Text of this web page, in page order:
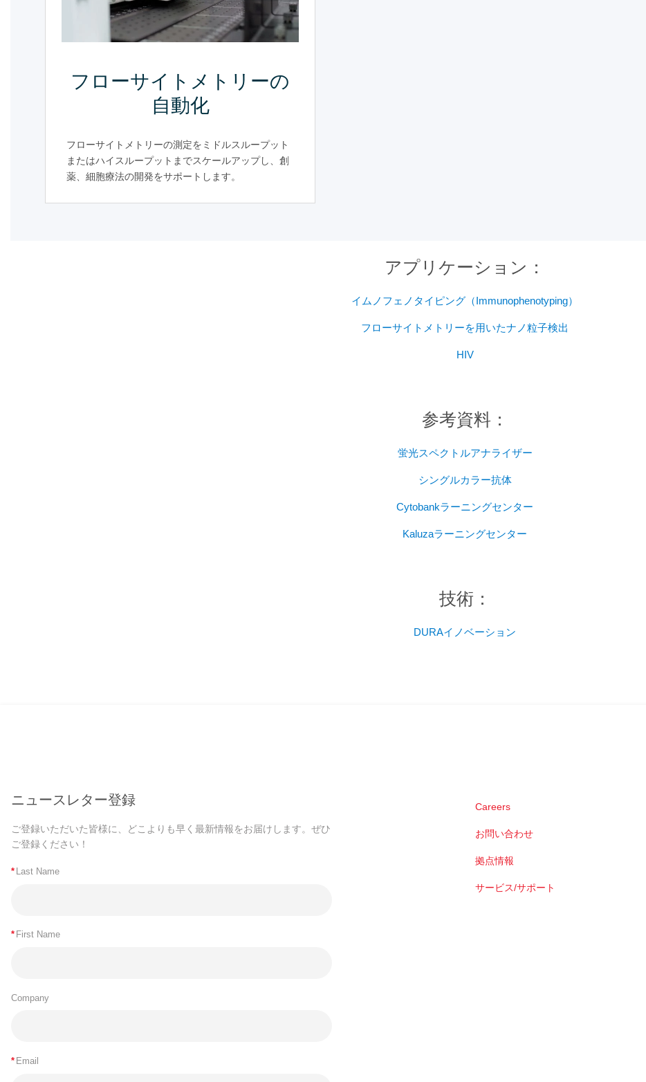
フローサイトメトリーの
自動化
フローサイトメトリーの測定をミドルスループット
またはハイスループットまでスケールアップし、創
薬、細胞療法の開発をサポートします。
アプリケーション：
イムノフェノタイピング（Immunophenotyping）
フローサイトメトリーを用いたナノ粒子検出
HIV
参考資料：
蛍光スペクトルアナライザー
シングルカラー抗体
Cytobankラーニングセンター
Kaluzaラーニングセンター
技術：
DURAイノベーション
ニュースレター登録
ご登録いただいた皆様に、どこよりも早く最新情報をお届けします。ぜひ
ご登録ください！
* Last Name
* First Name
Company
* Email
Careers
お問い合わせ
拠点情報
サービス/サポート